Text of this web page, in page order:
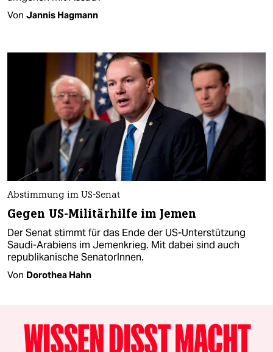
Von Jannis Hagmann
Abstimmung im US-Senat
Gegen US-Militärhilfe im Jemen
Der Senat stimmt für das Ende der US-Unterstützung
Saudi-Arabiens im Jemenkrieg. Mit dabei sind auch
republikanische SenatorInnen.
Von Dorothea Hahn